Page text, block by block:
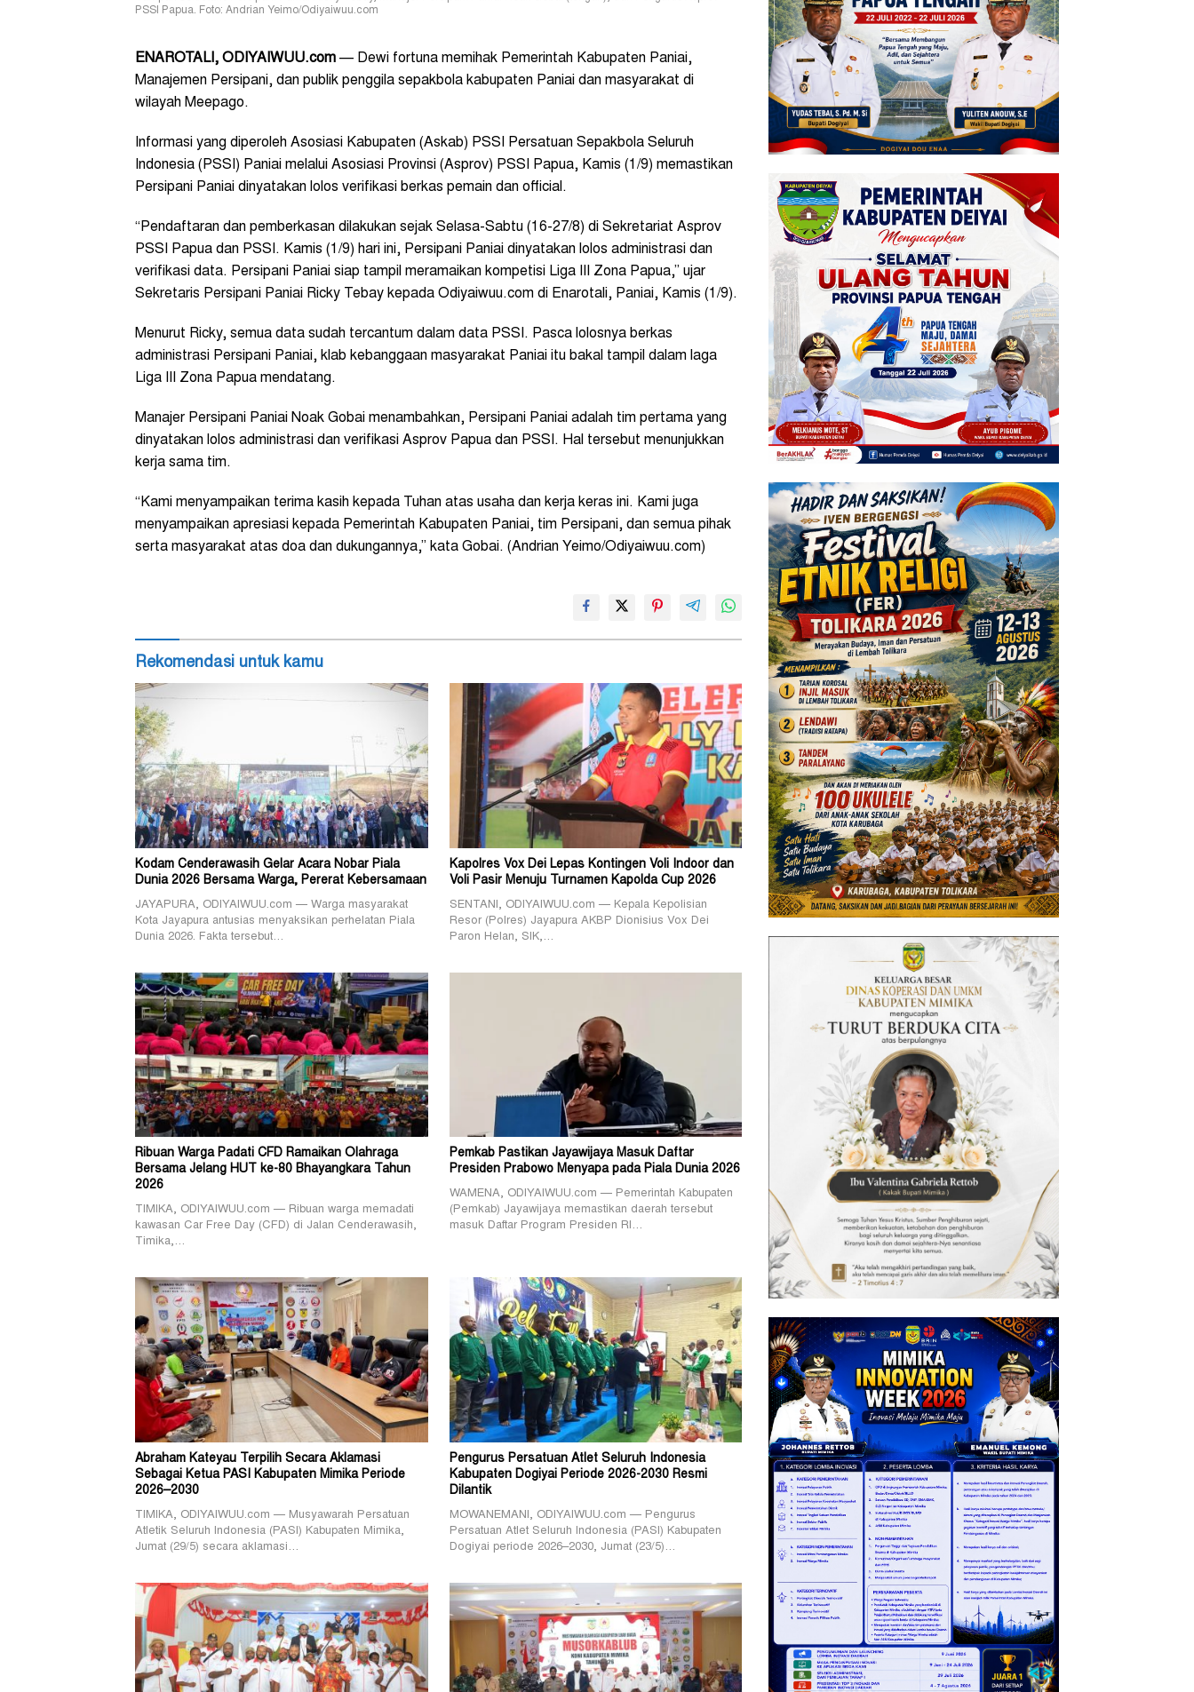
PSSI Papua. Foto: Andrian Yeimo/Odiyaiwuu.com
ENAROTALI, ODIYAIWUU.com — Dewi fortuna memihak Pemerintah Kabupaten Paniai,
Manajemen Persipani, dan publik penggila sepakbola kabupaten Paniai dan masyarakat di
wilayah Meepago.
Informasi yang diperoleh Asosiasi Kabupaten (Askab) PSSI Persatuan Sepakbola Seluruh
Indonesia (PSSI) Paniai melalui Asosiasi Provinsi (Asprov) PSSI Papua, Kamis (1/9) memastikan
Persipani Paniai dinyatakan lolos verifikasi berkas pemain dan official.
“Pendaftaran dan pemberkasan dilakukan sejak Selasa-Sabtu (16-27/8) di Sekretariat Asprov
PSSI Papua dan PSSI. Kamis (1/9) hari ini, Persipani Paniai dinyatakan lolos administrasi dan
verifikasi data. Persipani Paniai siap tampil meramaikan kompetisi Liga III Zona Papua,” ujar
Sekretaris Persipani Paniai Ricky Tebay kepada Odiyaiwuu.com di Enarotali, Paniai, Kamis (1/9).
Menurut Ricky, semua data sudah tercantum dalam data PSSI. Pasca lolosnya berkas
administrasi Persipani Paniai, klab kebanggaan masyarakat Paniai itu bakal tampil dalam laga
Liga III Zona Papua mendatang.
Manajer Persipani Paniai Noak Gobai menambahkan, Persipani Paniai adalah tim pertama yang
dinyatakan lolos administrasi dan verifikasi Asprov Papua dan PSSI. Hal tersebut menunjukkan
kerja sama tim.
“Kami menyampaikan terima kasih kepada Tuhan atas usaha dan kerja keras ini. Kami juga
menyampaikan apresiasi kepada Pemerintah Kabupaten Paniai, tim Persipani, dan semua pihak
serta masyarakat atas doa dan dukungannya,” kata Gobai. (Andrian Yeimo/Odiyaiwuu.com)
Rekomendasi untuk kamu
Kodam Cenderawasih Gelar Acara Nobar Piala
Dunia 2026 Bersama Warga, Pererat Kebersamaan
JAYAPURA, ODIYAIWUU.com — Warga masyarakat
Kota Jayapura antusias menyaksikan perhelatan Piala
Dunia 2026. Fakta tersebut…
Kapolres Vox Dei Lepas Kontingen Voli Indoor dan
Voli Pasir Menuju Turnamen Kapolda Cup 2026
SENTANI, ODIYAIWUU.com — Kepala Kepolisian
Resor (Polres) Jayapura AKBP Dionisius Vox Dei
Paron Helan, SIK,…
Ribuan Warga Padati CFD Ramaikan Olahraga
Bersama Jelang HUT ke-80 Bhayangkara Tahun
2026
TIMIKA, ODIYAIWUU.com — Ribuan warga memadati
kawasan Car Free Day (CFD) di Jalan Cenderawasih,
Timika,…
Pemkab Pastikan Jayawijaya Masuk Daftar
Presiden Prabowo Menyapa pada Piala Dunia 2026
WAMENA, ODIYAIWUU.com — Pemerintah Kabupaten
(Pemkab) Jayawijaya memastikan daerah tersebut
masuk Daftar Program Presiden RI…
Abraham Kateyau Terpilih Secara Aklamasi
Sebagai Ketua PASI Kabupaten Mimika Periode
2026–2030
TIMIKA, ODIYAIWUU.com — Musyawarah Persatuan
Atletik Seluruh Indonesia (PASI) Kabupaten Mimika,
Jumat (29/5) secara aklamasi…
Pengurus Persatuan Atlet Seluruh Indonesia
Kabupaten Dogiyai Periode 2026-2030 Resmi
Dilantik
MOWANEMANI, ODIYAIWUU.com — Pengurus
Persatuan Atlet Seluruh Indonesia (PASI) Kabupaten
Dogiyai periode 2026–2030, Jumat (23/5)…